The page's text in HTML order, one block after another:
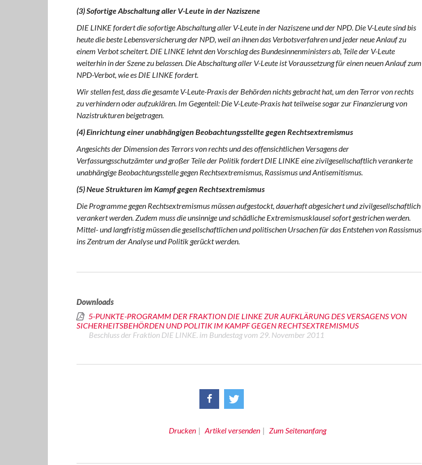
(3) Sofortige Abschaltung aller V-Leute in der Naziszene
DIE LINKE fordert die sofortige Abschaltung aller V-Leute in der Naziszene und der NPD. Die V-Leute sind bis
heute die beste Lebensversicherung der NPD, weil an ihnen das Verbotsverfahren und jeder neue Anlauf zu
einem Verbot scheitert. DIE LINKE lehnt den Vorschlag des Bundesinnenministers ab, Teile der V-Leute
weiterhin in der Szene zu belassen. Die Abschaltung aller V-Leute ist Voraussetzung für einen neuen Anlauf zum
NPD-Verbot, wie es DIE LINKE fordert.
Wir stellen fest, dass die gesamte V-Leute-Praxis der Behörden nichts gebracht hat, um den Terror von rechts
zu verhindern oder aufzuklären. Im Gegenteil: Die V-Leute-Praxis hat teilweise sogar zur Finanzierung von
Nazistrukturen beigetragen.
(4) Einrichtung einer unabhängigen Beobachtungsstellte gegen Rechtsextremismus
Angesichts der Dimension des Terrors von rechts und des offensichtlichen Versagens der
Verfassungsschutzämter und großer Teile der Politik fordert DIE LINKE eine zivilgesellschaftlich verankerte
unabhängige Beobachtungsstelle gegen Rechtsextremismus, Rassismus und Antisemitismus.
(5) Neue Strukturen im Kampf gegen Rechtsextremismus
Die Programme gegen Rechtsextremismus müssen aufgestockt, dauerhaft abgesichert und zivilgesellschaftlich
verankert werden. Zudem muss die unsinnige und schädliche Extremismusklausel sofort gestrichen werden.
Mittel- und langfristig müssen die gesellschaftlichen und politischen Ursachen für das Entstehen von Rassismus
ins Zentrum der Analyse und Politik gerückt werden.
Downloads
5-PUNKTE-PROGRAMM DER FRAKTION DIE LINKE ZUR AUFKLÄRUNG DES VERSAGENS VON
SICHERHEITSBEHÖRDEN UND POLITIK IM KAMPF GEGEN RECHTSEXTREMISMUS
Beschluss der Fraktion DIE LINKE. im Bundestag vom 29. November 2011
Drucken Artikel versenden Zum Seitenanfang